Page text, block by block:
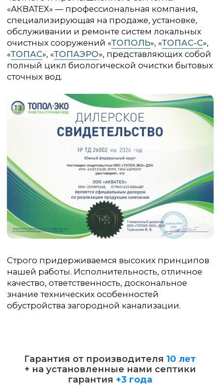
Гарантия от производителя 10 лет
+ на установленные нами септики
гарантия +3 года
Работаем: Краснодарский
край, Республика Крым,
Республика Адыгея
+7 (988) 245-78-77
Заказать звонок
+7 (800) 333-22-36
© ООО «АКВАТЕХ», 2026
Политика конфиденциальности